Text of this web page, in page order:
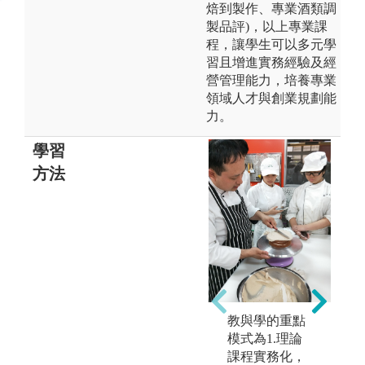
焙到製作、專業酒類調
製品評)，以上專業課
程，讓學生可以多元學
習且增進實務經驗及經
營管理能力，培養專業
領域人才與創業規劃能
力。
學習
方法
教與學的重點
模式為1.理論
課程實務化，